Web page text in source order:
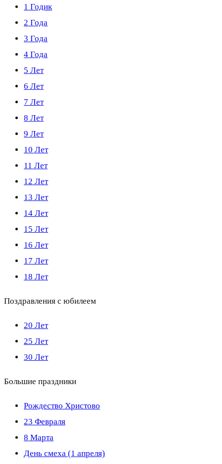
1 Годик
2 Года
3 Года
4 Года
5 Лет
6 Лет
7 Лет
8 Лет
9 Лет
10 Лет
11 Лет
12 Лет
13 Лет
14 Лет
15 Лет
16 Лет
17 Лет
18 Лет
Поздравления с юбилеем
20 Лет
25 Лет
30 Лет
Большие праздники
Рождество Христово
23 Февраля
8 Марта
День смеха (1 апреля)